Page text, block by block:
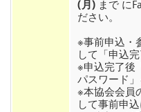
(月) まで に
ださい。
※事前申込・
して「申込
※申込完了後
パスワード」
※本協会会員
して事前申